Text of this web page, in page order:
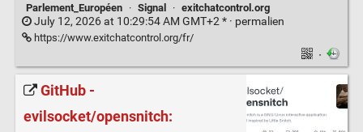
Parlement_Européen
· Signal · exitchatcontrol.org
July 12, 2026 at 10:29:54 AM GMT+2 * · permalien
https://www.exitchatcontrol.org/fr/
·
GitHub -
evilsocket/opensnitch: